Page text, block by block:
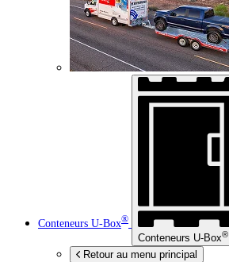
Conteneurs U-Box®
Conteneurs U-Box®
Retour au menu principal